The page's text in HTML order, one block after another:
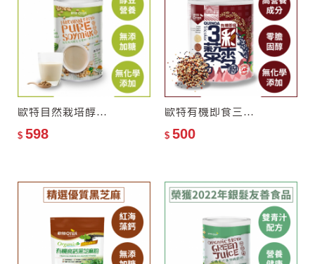
歐特自然栽培醇豆豆漿粉–零添加糖
$ 598
歐特有機即食三彩藜麥粉
$ 500